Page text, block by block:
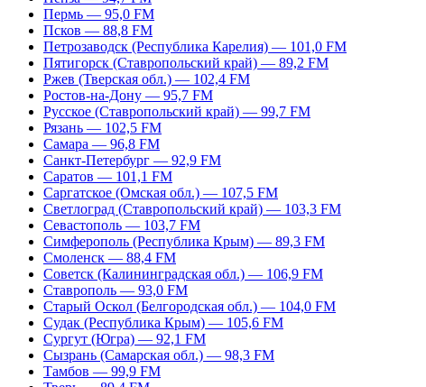
Пермь — 95,0 FM
Псков — 88,8 FM
Петрозаводск (Республика Карелия) — 101,0 FM
Пятигорск (Ставропольский край) — 89,2 FM
Ржев (Тверская обл.) — 102,4 FM
Ростов-на-Дону — 95,7 FM
Русское (Ставропольский край) — 99,7 FM
Рязань — 102,5 FM
Самара — 96,8 FM
Санкт-Петербург — 92,9 FM
Саратов — 101,1 FM
Саргатское (Омская обл.) — 107,5 FM
Светлоград (Ставропольский край) — 103,3 FM
Севастополь — 103,7 FM
Симферополь (Республика Крым) — 89,3 FM
Смоленск — 88,4 FM
Советск (Калининградская обл.) — 106,9 FM
Ставрополь — 93,0 FM
Старый Оскол (Белгородская обл.) — 104,0 FM
Судак (Республика Крым) — 105,6 FM
Сургут (Югра) — 92,1 FM
Сызрань (Самарская обл.) — 98,3 FM
Тамбов — 99,9 FM